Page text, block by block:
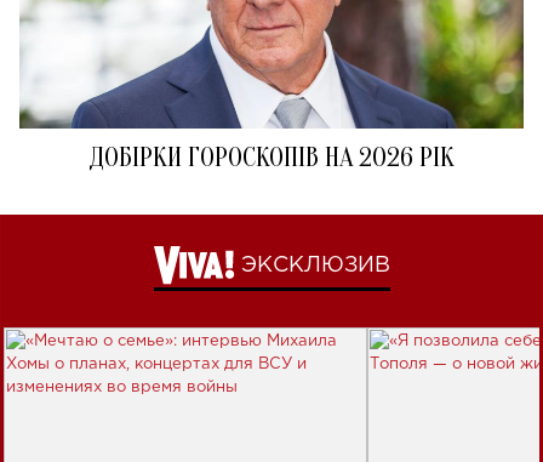
ДОБІРКИ ГОРОСКОПІВ НА 2026 РІК
ЭКСКЛЮЗИВ